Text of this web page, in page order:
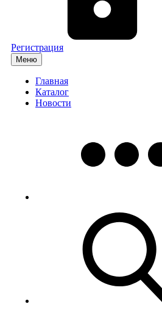
Регистрация
Меню
Главная
Каталог
Новости